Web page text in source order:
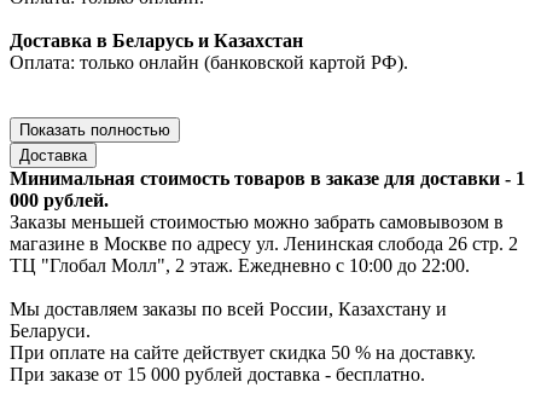
Доставка в Беларусь и Казахстан
Оплата: только онлайн (банковской картой РФ).
Показать полностью
Доставка
Минимальная стоимость товаров в заказе для доставки - 1
000 рублей.
Заказы меньшей стоимостью можно забрать самовывозом в
магазине в Москве по адресу ул. Ленинская слобода 26 стр. 2
ТЦ "Глобал Молл", 2 этаж. Ежедневно с 10:00 до 22:00.
Мы доставляем заказы по всей России, Казахстану и
Беларуси.
При оплате на сайте действует скидка 50 % на доставку.
При заказе от 15 000 рублей доставка - бесплатно.